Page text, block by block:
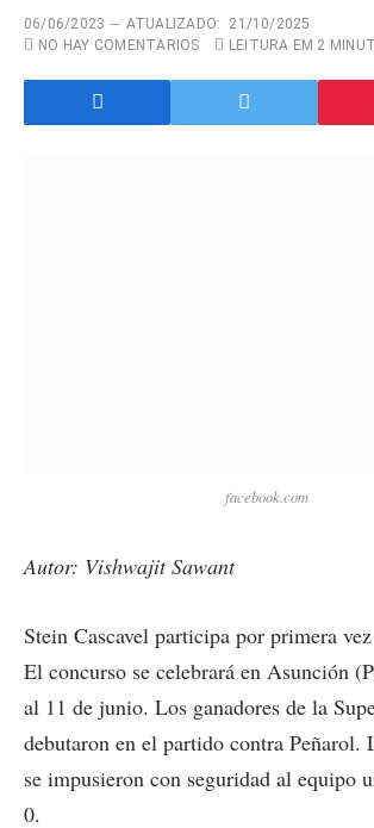
06/06/2023 ATUALIZADO:
21/10/2025
NO HAY COMENTARIOS
LEITURA EM 2
facebook.com
Autor: Vishwajit Sawant
Stein Cascavel participa por primera
El concurso se celebrará en Asunción
al 11 de junio. Los ganadores de la
debutaron en el partido contra Peñarol.
se impusieron con seguridad al equipo
0.